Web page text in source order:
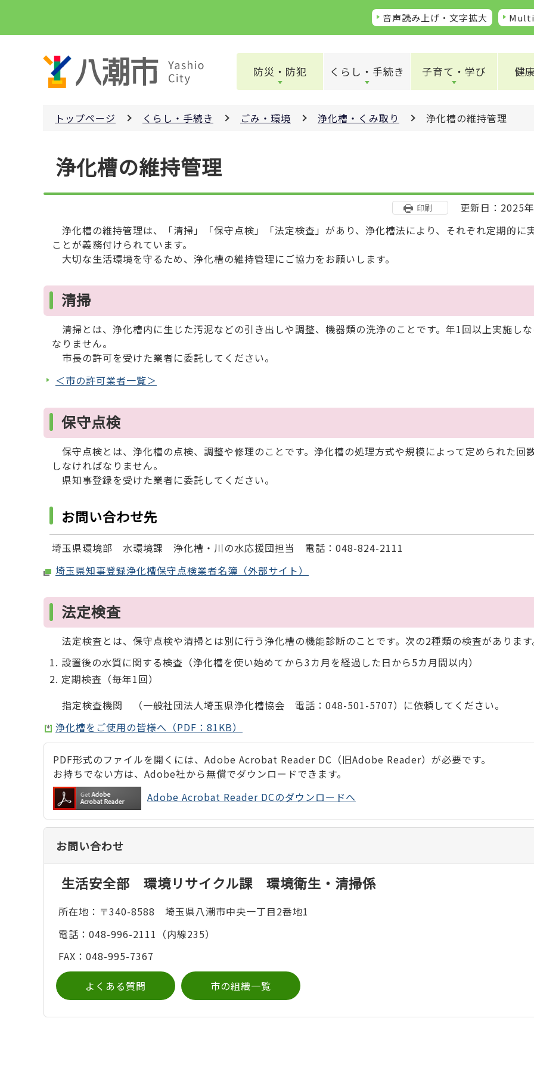
ペ
音声読み上げ・文字拡大
防災・防犯 くらし・手続き 子育て・学び 健
トップページ くらし・手続き ごみ・環境 浄化槽・くみ取り 浄化槽の維持管理
浄化槽の維持管理
印刷
更新日：2025
浄化槽の維持管理は、「清掃」「保守点検」「法定検査」があり、浄化槽法により、それぞれ定期的に
ことが義務付けられています。
大切な生活環境を守るため、浄化槽の維持管理にご協力をお願いします。
清掃
清掃とは、浄化槽内に生じた汚泥などの引き出しや調整、機器類の洗浄のことです。年1回以上実施し
なりません。
市長の許可を受けた業者に委託してください。
＜市の許可業者一覧＞
保守点検
保守点検とは、浄化槽の点検、調整や修理のことです。浄化槽の処理方式や規模によって定められた回
しなければなりません。
県知事登録を受けた業者に委託してください。
お問い合わせ先
埼玉県環境部 水環境課 浄化槽・川の水応援団担当 電話：048-824-2111
埼玉県知事登録浄化槽保守点検業者名簿（外部サイト）
法定検査
法定検査とは、保守点検や清掃とは別に行う浄化槽の機能診断のことです。次の2種類の検査があります
設置後の水質に関する検査（浄化槽を使い始めてから3カ月を経過した日から5カ月間以内）
定期検査（毎年1回）
指定検査機関 （一般社団法人埼玉県浄化槽協会 電話：048-501-5707）に依頼してください。
浄化槽をご使用の皆様へ（PDF：81KB）
PDF形式のファイルを開くには、Adobe Acrobat Reader DC（旧Adobe Reader）が必要です。
お持ちでない方は、Adobe社から無償でダウンロードできます。
Adobe Acrobat Reader DCのダウンロードへ
お問い合わせ
生活安全部 環境リサイクル課 環境衛生・清掃係
所在地：〒340-8588 埼玉県八潮市中央一丁目2番地1
電話：048-996-2111（内線235）
FAX：048-995-7367
よくある質問 市の組織一覧